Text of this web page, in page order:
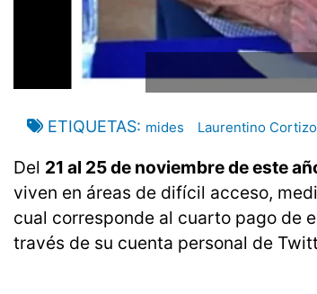
ETIQUETAS mides Laurentino Cortizo
Del 21 al 25 de noviembre de este
viven en áreas de difícil acceso,
cual corresponde al cuarto pago de
través de su cuenta personal de